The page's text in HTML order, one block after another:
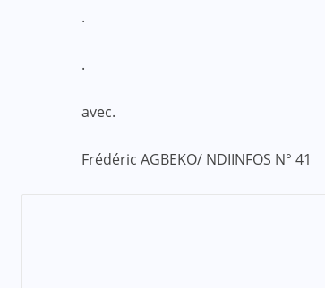
.
.
avec.
Frédéric AGBEKO/ NDIINFOS N° 41